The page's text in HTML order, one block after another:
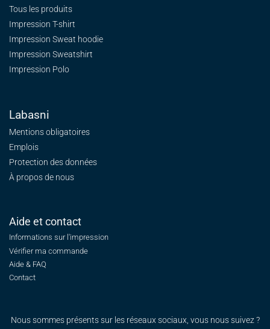
Tous les produits
Impression T-shirt
Impression Sweat hoodie
Impression Sweatshirt
Impression Polo
Labasni
Mentions obligatoires
Emplois
Protection des données
À propos de nous
Aide et contact
Informations sur l'impression
Vérifier ma commande
Aide & FAQ
Contact
Nous sommes présents sur les réseaux sociaux, vous nous suivez ?